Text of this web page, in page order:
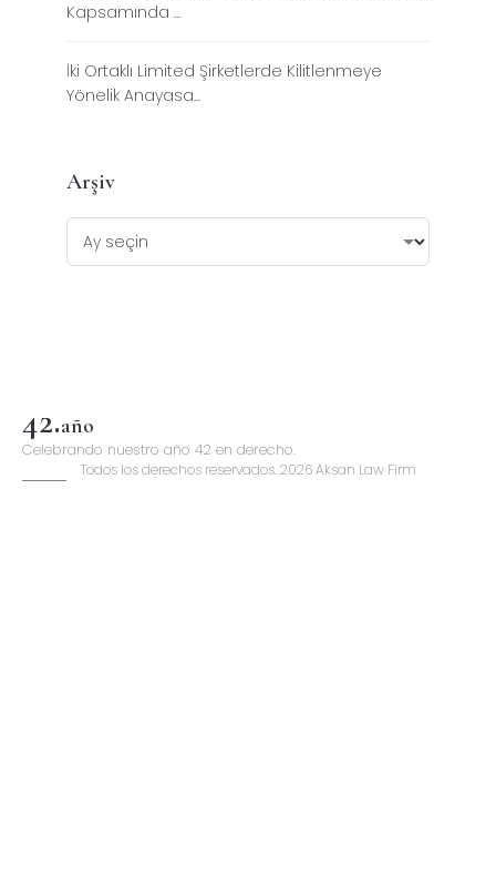
Kapsamında ...
İki Ortaklı Limited Şirketlerde Kilitlenmeye
Yönelik Anayasa...
Arşiv
42.año
Celebrando nuestro año 42 en derecho.
Todos los derechos reservados. 2026 Aksan Law Firm